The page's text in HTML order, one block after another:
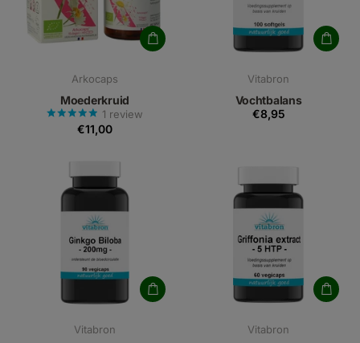
Arkocaps
Moederkruid
1 review
€11,00
Vitabron
Vochtbalans
€8,95
Vitabron Vitabron